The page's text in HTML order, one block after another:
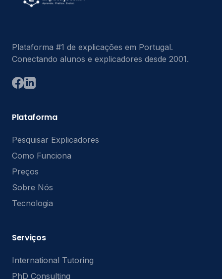
Plataforma #1 de explicações em Portugal.
Conectando alunos e explicadores desde 2001.
Plataforma
Pesquisar Explicadores
Como Funciona
Preços
Sobre Nós
Tecnologia
Serviços
International Tutoring
PhD Consulting